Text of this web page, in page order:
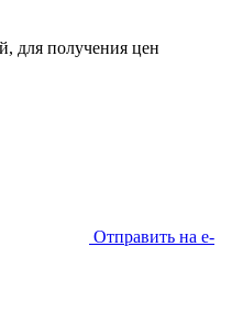
для получения цен
Отправить на e-